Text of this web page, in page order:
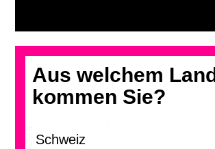
Aus welchem Land
kommen Sie?